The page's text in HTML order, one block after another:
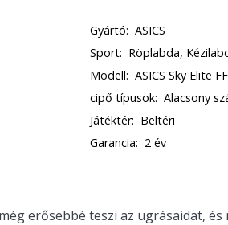
Gyártó: ASICS
Sport: Röplabda,
Modell: ASICS Sky Elite FF
cipő típusok: Alacsony
Játéktér: Beltéri
Garancia: 2 év
erősebbé teszi az ugrásaidat,